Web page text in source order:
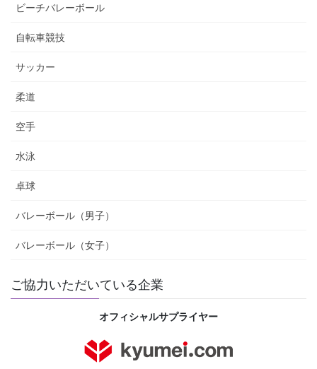
ビーチバレーボール
自転車競技
サッカー
柔道
空手
水泳
卓球
バレーボール（男子）
バレーボール（女子）
ご協力いただいている企業
オフィシャルサプライヤー